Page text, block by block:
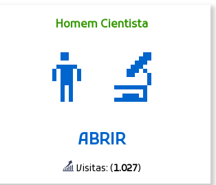
Homem Cientista
👨‍🔬
ABRIR
Visitas: (1.027)